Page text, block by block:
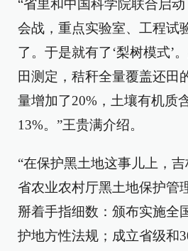
“省里和中国科学院联合启动
会战，重点实验室、工程试
了。于是就有了‘梨树模式’
田测定，秸秆全量覆盖还田
量增加了20%，土壤有机质
13%。”王贵满介绍。
“在保护黑土地这事儿上，
省农业农村厅黑土地保护管
掰着手指细数：颁布实施全
护地方性法规；成立省级和